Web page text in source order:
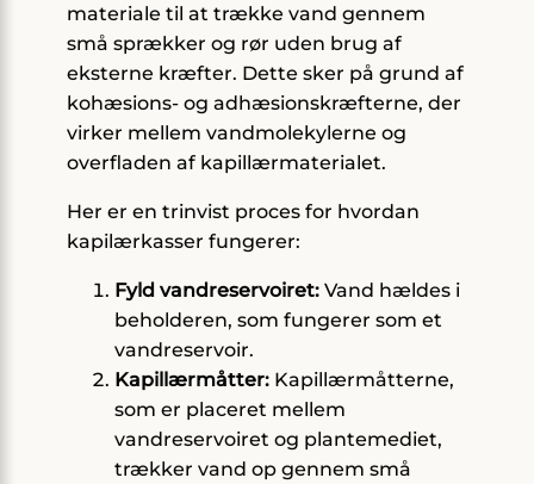
materiale til at trække vand gennem
små sprækker og rør uden brug af
eksterne kræfter. Dette sker på grund af
kohæsions- og adhæsionskræfterne, der
virker mellem vandmolekylerne og
overfladen af kapillærmaterialet.
Her er en trinvist proces for hvordan
kapilærkasser fungerer:
Fyld vandreservoiret: Vand hældes i
beholderen, som fungerer som et
vandreservoir.
Kapillærmåtter: Kapillærmåtterne,
som er placeret mellem
vandreservoiret og plantemediet,
trækker vand op gennem små